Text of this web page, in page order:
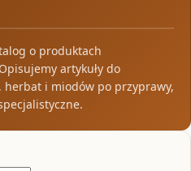
o produktach
artykuły do
i miodów po przyprawy,